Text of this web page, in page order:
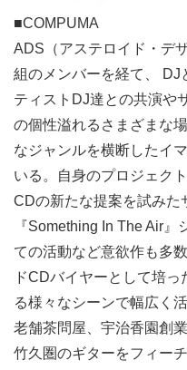
■COMPUMA
ADS（アステロイド・デ
組のメンバーを経て、 DJ
ティストDJ達との共演や
の個性溢れるさまざまな
なジャンルを横断したイ
いる。自身のプロジェク
CDの新たな提案を試みた
『Something In The Air
ての活動など意欲作も多
ドCDバイヤーとして培
る様々なシーンで幅広く
老舗茶問屋、宇治香園創
竹久圏のギターをフィー